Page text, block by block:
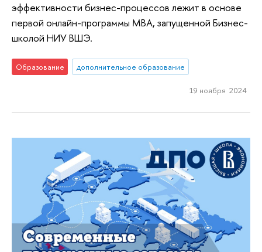
эффективности бизнес-процессов лежит в основе
первой онлайн-программы МВА, запущенной Бизнес-
школой НИУ ВШЭ.
Образование дополнительное образование
19 ноября 2024